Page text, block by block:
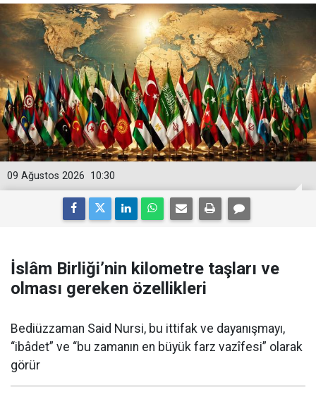
10:30
09 Ağustos 2026
İslâm Birliği’nin kilometre taşları ve
olması gereken özellikleri
Bediüzzaman Said Nursi, bu ittifak ve dayanışmayı,
“ibâdet” ve “bu zamanın en büyük farz vazîfesi” olarak
görür